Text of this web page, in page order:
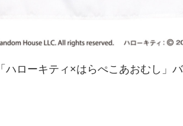
「ハローキティ×はらぺこあおむし」